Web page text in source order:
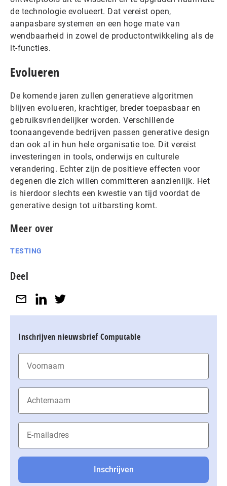
de technologie evolueert. Dat vereist open,
aanpasbare systemen en een hoge mate van
wendbaarheid in zowel de productontwikkeling als de
it-functies.
Evolueren
De komende jaren zullen generatieve algoritmen
blijven evolueren, krachtiger, breder toepasbaar en
gebruiksvriendelijker worden. Verschillende
toonaangevende bedrijven passen generative design
dan ook al in hun hele organisatie toe. Dit vereist
investeringen in tools, onderwijs en culturele
verandering. Echter zijn de positieve effecten voor
degenen die zich willen committeren aanzienlijk. Het
is hierdoor slechts een kwestie van tijd voordat de
generative design tot uitbarsting komt.
Meer over
TESTING
Deel
Inschrijven nieuwsbrief Computable